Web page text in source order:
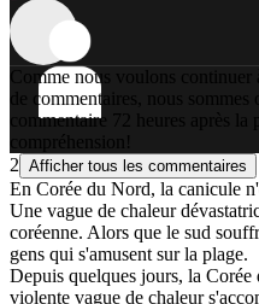
Comme nous voulons continuer
de commentaires, nous
commentaire 72 heures après
compréhension!
2 Afficher tous les commentaires
En Corée du Nord, la canicule
Une vague de chaleur
coréenne. Alors que le sud
gens qui s'amusent sur la plage.
Depuis quelques jours, la
violente vague de chaleur